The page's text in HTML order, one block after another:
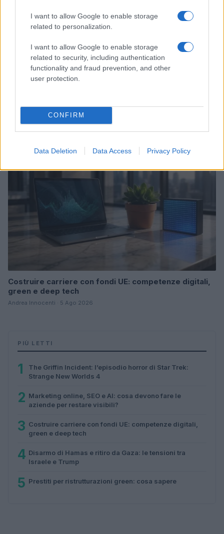
I want to allow Google to enable storage
related to personalization.
I want to allow Google to enable storage
related to security, including authentication
functionality and fraud prevention, and other
user protection.
CONFIRM
Data Deletion Data Access Privacy Policy
Israele e Trump
Costruire carriere con fondi UE: competenze digitali,
green e deep tech
Andrea Innocenti · 5 Ago 2026
PIÙ LETTI
1
The Griffin Incident: l’episodio horror di Star Trek:
Strange New Worlds 4
2 Marketing online, SEO e AI: cosa devono fare le
aziende per restare visibili?
3 Costruire carriere con fondi UE: competenze digitali,
green e deep tech
4 Disarmo di Hamas e ritiro da Gaza: le tensioni tra
Israele e Trump
5 Prestiti per ristrutturazioni green: cosa sapere